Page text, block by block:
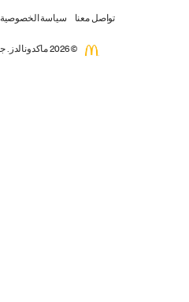
تواصل معنا سياسة الخصوصية
© 2026 ماكدونالدز. جميع الحقوق محفوظة.